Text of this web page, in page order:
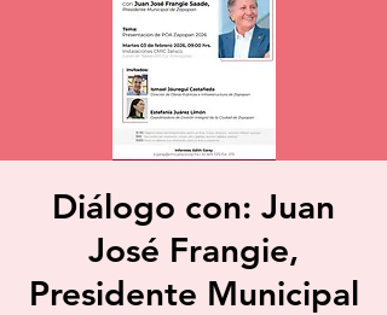
Diálogo con: Juan
José Frangie,
Presidente Municipal